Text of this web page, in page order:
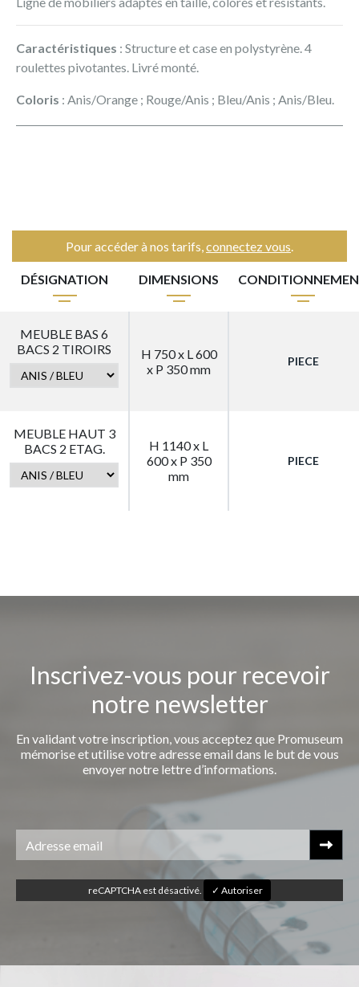
Caractéristiques : Structure et case en polystyrène. 4
roulettes pivotantes. Livré monté.
Coloris : Anis/Orange ; Rouge/Anis ; Bleu/Anis ; Anis/Bleu.
Pour accéder à nos tarifs,connectez vous.
DÉSIGNATION DIMENSIONS
MEUBLE BAS 6
BACS 2 TIROIRS
H 750 x L 600
x P 350 mm
PIECE
MEUBLE HAUT 3
BACS 2 ETAG.
H 1140 x L
600 x P 350
mm
PIECE
Inscrivez-vous pour recevoir
notre newsletter
En validant votre inscription, vous acceptez que Promuseum
mémorise et utilise votre adresse email dans le but de vous
envoyer notre lettre d’informations.
reCAPTCHA est désactivé. ✓ Autoriser